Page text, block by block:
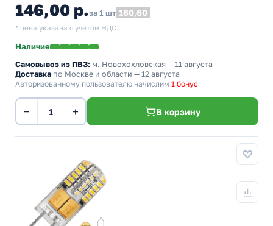
146,00 р.за 1 шт 160,60
* цена указана с учетом НДС.
Наличие
Самовывоз из ПВЗ: м. Новохохловская — 11 августа
Доставка по Москве и области — 12 августа
Авторизованному пользователю начислим 1 бонус
− + В корзину